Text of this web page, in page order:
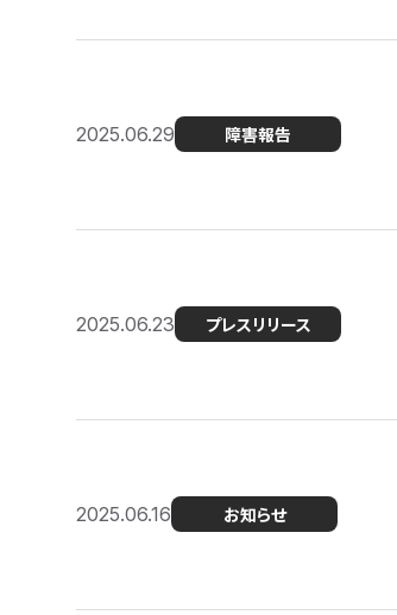
2025.06.29 障害報告
2025.06.23 プレスリリース
2025.06.16 お知らせ